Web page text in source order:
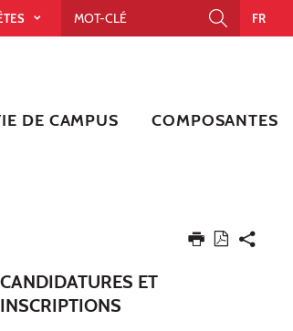
FR
DE CAMPUS COMPOSANTES
CANDIDATURES ET
INSCRIPTIONS